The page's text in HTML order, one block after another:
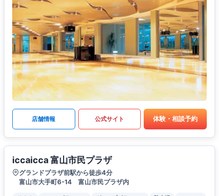
店舗情報 公式サイト 体験・相談予約
iccaicca 富山市民プラザ
グランドプラザ前駅から徒歩4分
富山市大手町6-14 富山市民プラザ内